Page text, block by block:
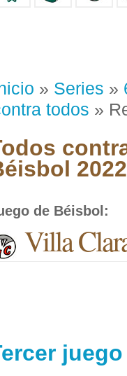
» Series »
todos »
2022
de Béisbol :
Villa